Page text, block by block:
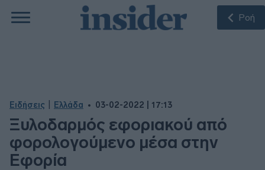
Ροή
Ειδήσεις Ελλάδα 03-02-2022 | 17:13
Ξυλοδαρμός εφοριακού από
φορολογούμενο μέσα στην
Εφορία